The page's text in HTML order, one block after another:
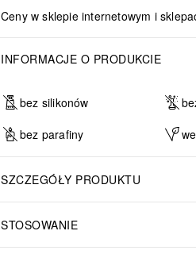
Ceny w sklepie internetowym i
INFORMACJE O PRODUKCIE
bez silikonów
bez parafiny
SZCZEGÓŁY PRODUKTU
STOSOWANIE